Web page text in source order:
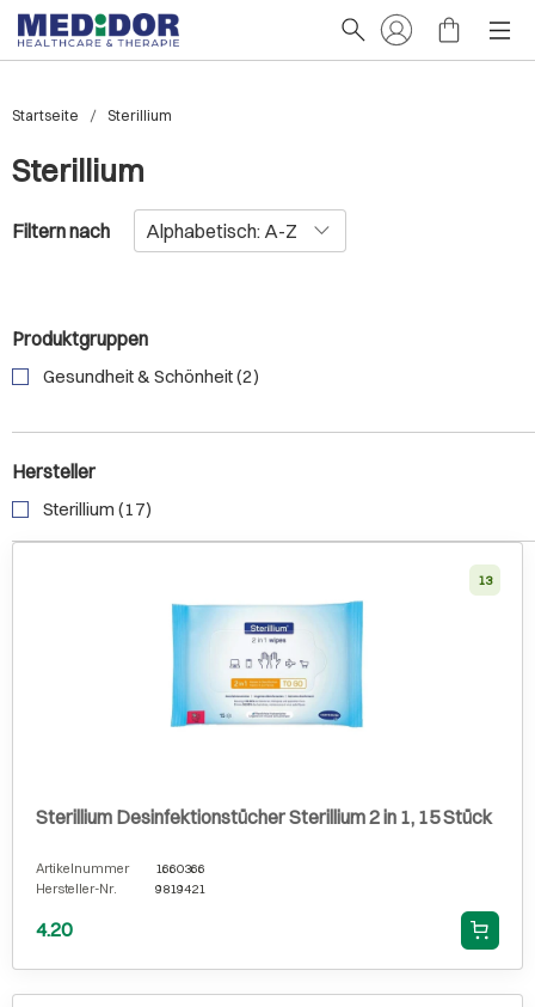
Startseite Sterillium
Sterillium
Filtern nach
Produktgruppen
Gesundheit & Schönheit (2)
Hersteller
Sterillium (17)
13
Sterillium Desinfektionstücher Sterillium 2 in 1, 15 Stück
Artikelnummer
1660366
Hersteller-Nr.
9819421
4.20